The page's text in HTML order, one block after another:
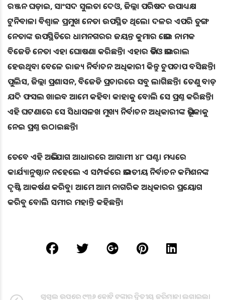
ରଞ୍ଜନ ଘଡ଼ାଇ, ସାଂସଦ ସୁଲତା ଦେଓ, ଜିଲ୍ଲା ପରିଷଦ ଉପାଧ୍ୟକ୍ଷ
ଟୁନିବାଳା ବିଶ୍ୱାଳ ପ୍ରମୁଖ ନେତା ଉପସ୍ଥିତ ଥିଲେ। ଦଳର ଏପରି ତୁଙ୍ଗ
ନେତାଙ୍କ ଉପସ୍ଥିତିରେ ଧାମନଗରର ଜୟନ୍ତ କୁମାର ଭୋଇ ନାମକ
ବିଜେଡି ନେତା ଏହା ଘୋଷଣା କରିଛନ୍ତି। ଏହାର ଭିଡିଓ ଭାଇରାଲ
ହେଉଥିବା ବେଳେ ରାଜ୍ୟ ନିର୍ବାଚନ ଅଧିକାରୀ କିନ୍ତୁ ଚୁପଚାପ ବସିଛନ୍ତି।
ପୁଲିସ, ଜିଲ୍ଲା ପ୍ରଶାସନ, ବିଜେଡି ପ୍ରଚାରରେ ସବୁ ଲାଗିଛନ୍ତି। ତେଣୁ ବାଡ଼
ଯଦି ଫସଲ ଖାଇବ ଆମେ କହିବା କାହାକୁ ବୋଲି ସେ ପ୍ରଶ୍ନ କରିଛନ୍ତି।
ଏହି ଘଟଣାରେ ସେ ସିଧାସଳଖ ମୁଖ୍ୟ ନିର୍ବାଚନ ଅଧିକାରୀଙ୍କ ଭୂମିକାକୁ
ନେଇ ପ୍ରଶ୍ନ ଉଠାଇଛନ୍ତି।
ତେବେ ଏହି ଅଭିଯୋଗ ଆଧାରରେ ଆଗାମୀ ୪୮ ଘଣ୍ଟା ମଧ୍ୟରେ
କାର୍ଯ୍ୟାନୁଷ୍ଠାନ ନହେଲେ ଏ ସମ୍ପର୍କରେ ଭାରତୀୟ ନିର୍ବାଚନ କମିଶନଙ୍କ
ଦୃଷ୍ଟି ଆକର୍ଷଣ କରିବୁ। ଆମେ ଆମ ନାଗରିକ ଅଧିକାରର ପ୍ରୟୋଗ
କରିବୁ ବୋଲି ସମୀର ମହାନ୍ତି କହିଛନ୍ତି।
ଗୁଗୁଲ ଉପରେ ୯୩୬ କୋଟି ଟଙ୍କାର ଦ୍ୱିତୀୟ ଜରିମାନା ଲଗାଇଲା